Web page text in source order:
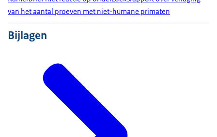
van het aantal proeven met niet-humane primaten
Bijlagen